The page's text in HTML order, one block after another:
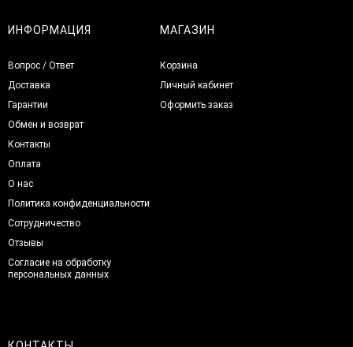
ИНФОРМАЦИЯ
Вопрос / Ответ
Доставка
Гарантии
Обмен и возврат
Контакты
Оплата
О нас
Политика конфиденциальности
Сотрудничество
Отзывы
Согласие на обработку
персональных данных
МАГАЗИН
Корзина
Личный кабинет
Оформить заказ